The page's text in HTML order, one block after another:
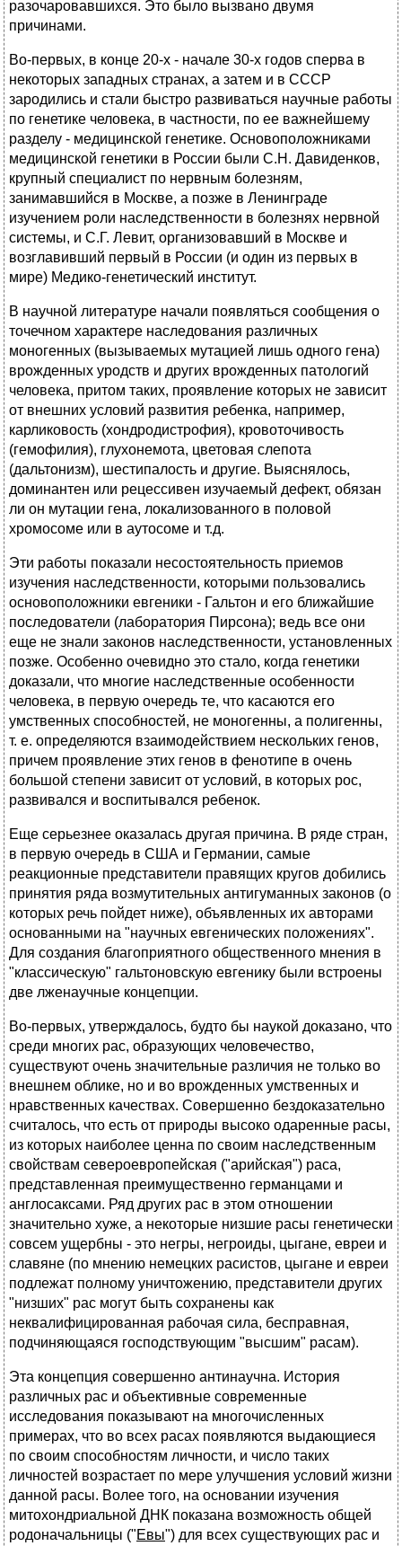
разочаровавшихся. Это было вызвано двумя
причинами.
Во-первых, в конце 20-х - начале 30-х годов сперва в
некоторых западных странах, а затем и в СССР
зародились и стали быстро развиваться научные работы
по генетике человека, в частности, по ее важнейшему
разделу - медицинской генетике. Основоположниками
медицинской генетики в России были С.Н. Давиденков,
крупный специалист по нервным болезням,
занимавшийся в Москве, а позже в Ленинграде
изучением роли наследственности в болезнях нервной
системы, и С.Г. Левит, организовавший в Москве и
возглавивший первый в России (и один из первых в
мире) Медико-генетический институт.
В научной литературе начали появляться сообщения о
точечном характере наследования различных
моногенных (вызываемых мутацией лишь одного гена)
врожденных уродств и других врожденных патологий
человека, притом таких, проявление которых не зависит
от внешних условий развития ребенка, например,
карликовость (хондродистрофия), кровоточивость
(гемофилия), глухонемота, цветовая слепота
(дальтонизм), шестипалость и другие. Выяснялось,
доминантен или рецессивен изучаемый дефект, обязан
ли он мутации гена, локализованного в половой
хромосоме или в аутосоме и т.д.
Эти работы показали несостоятельность приемов
изучения наследственности, которыми пользовались
основоположники евгеники - Гальтон и его ближайшие
последователи (лаборатория Пирсона); ведь все они
еще не знали законов наследственности, установленных
позже. Особенно очевидно это стало, когда генетики
доказали, что многие наследственные особенности
человека, в первую очередь те, что касаются его
умственных способностей, не моногенны, а полигенны,
т. е. определяются взаимодействием нескольких генов,
причем проявление этих генов в фенотипе в очень
большой степени зависит от условий, в которых рос,
развивался и воспитывался ребенок.
Еще серьезнее оказалась другая причина. В ряде стран,
в первую очередь в США и Германии, самые
реакционные представители правящих кругов добились
принятия ряда возмутительных антигуманных законов (о
которых речь пойдет ниже), объявленных их авторами
основанными на "научных евгенических положениях".
Для создания благоприятного общественного мнения в
"классическую" гальтоновскую евгенику были встроены
две лженаучные концепции.
Во-первых, утверждалось, будто бы наукой доказано, что
среди многих рас, образующих человечество,
существуют очень значительные различия не только во
внешнем облике, но и во врожденных умственных и
нравственных качествах. Совершенно бездоказательно
считалось, что есть от природы высоко одаренные расы,
из которых наиболее ценна по своим наследственным
свойствам североевропейская ("арийская") раса,
представленная преимущественно германцами и
англосаксами. Ряд других рас в этом отношении
значительно хуже, а некоторые низшие расы генетически
совсем ущербны - это негры, негроиды, цыгане, евреи и
славяне (по мнению немецких расистов, цыгане и евреи
подлежат полному уничтожению, представители других
"низших" рас могут быть сохранены как
неквалифицированная рабочая сила, бесправная,
подчиняющаяся господствующим "высшим" расам).
Эта концепция совершенно антинаучна. История
различных рас и объективные современные
исследования показывают на многочисленных
примерах, что во всех расах появляются выдающиеся
по своим способностям личности, и число таких
личностей возрастает по мере улучшения условий жизни
данной расы. Волее того, на основании изучения
митохондриальной ДНК показана возможность общей
родоначальницы ("Евы") для всех существующих рас и